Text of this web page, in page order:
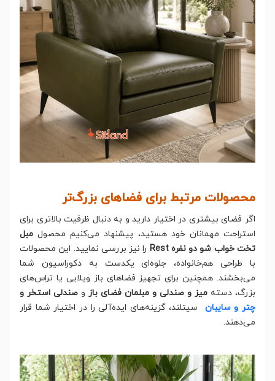
محصولات مرتبط برای فضاهای بزرگ‌تر
اگر فضای بیشتری در اختیار دارید و به دنبال ظرفیت بالاتری برای
استراحت مهمانان خود هستید، پیشنهاد می‌کنیم محصول مبل
تخت خواب شو دو نفره Rest
را نیز بررسی نمایید. این محصولات
با طراحی هم‌خانواده، جلوه‌ای یکدست به دکوراسیون شما
می‌بخشند. همچنین برای تجهیز فضاهای باز ویلایی یا تراس‌های
بزرگ، دسته میز و صندلی و مبلمان فضای باز و صندلی استخر و
چتر و سایبان
سیتلند، گزینه‌های ایده‌آلی را در اختیار شما قرار
می‌دهند.